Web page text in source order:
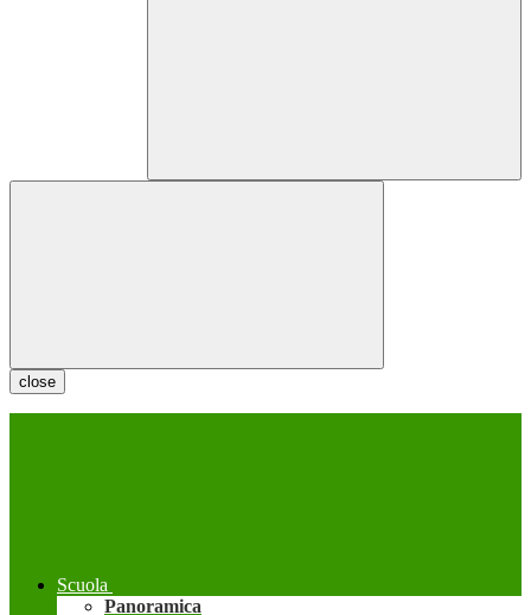
close
Scuola
Panoramica